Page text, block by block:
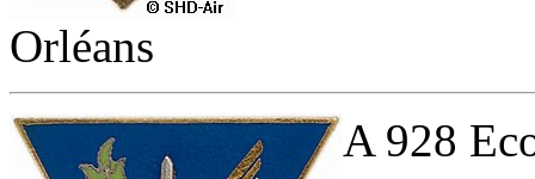
Orléans
A 928